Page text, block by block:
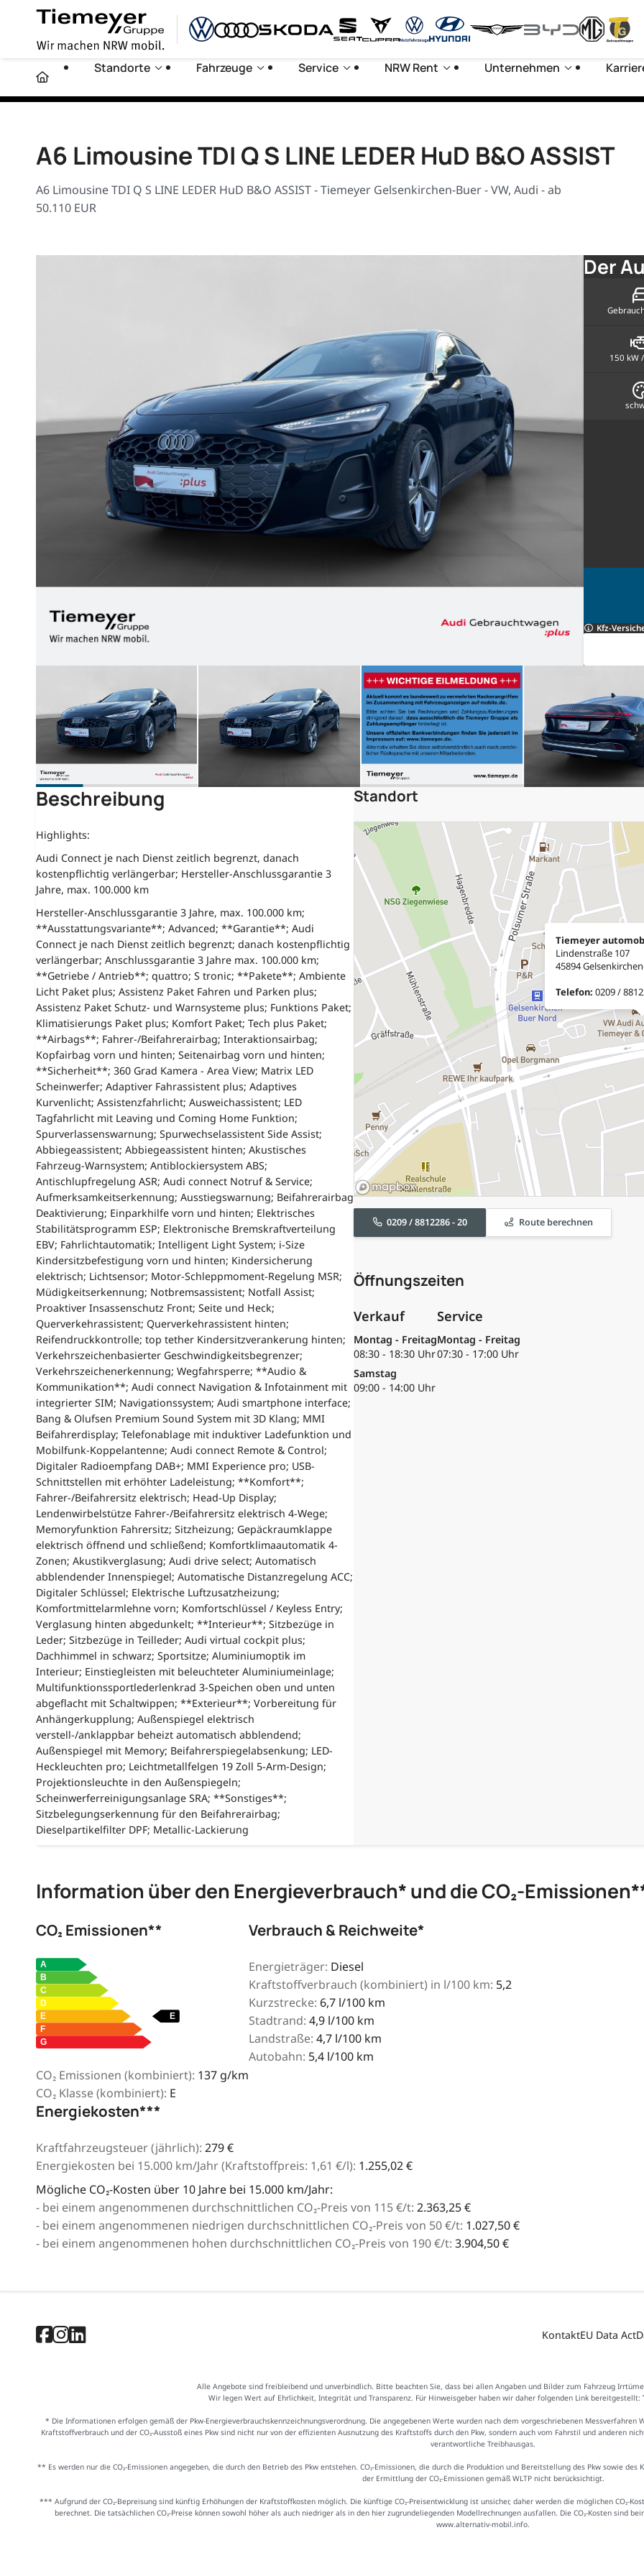
Standorte Fahrzeuge Service NRW Rent Unternehmen
A6 Limousine TDI Q S LINE LEDER HuD B&O ASSIST
A6 Limousine TDI Q S LINE LEDER HuD B&O ASSIST - Tiemeyer Gelsenkirchen-Buer - VW, Audi - ab
50.110 EUR
Der
150 kW
Kfz-
Beschreibung
Highlights:
Audi Connect je nach Dienst zeitlich begrenzt, danach
kostenpflichtig verlängerbar; Hersteller-Anschlussgarantie 3
Jahre, max. 100.000 km
Hersteller-Anschlussgarantie 3 Jahre, max. 100.000 km;
**Ausstattungsvariante**; Advanced; **Garantie**; Audi
Connect je nach Dienst zeitlich begrenzt; danach kostenpflichtig
verlängerbar; Anschlussgarantie 3 Jahre max. 100.000 km;
**Getriebe / Antrieb**; quattro; S tronic; **Pakete**; Ambiente
Licht Paket plus; Assistenz Paket Fahren und Parken plus;
Assistenz Paket Schutz- und Warnsysteme plus; Funktions Paket;
Klimatisierungs Paket plus; Komfort Paket; Tech plus Paket;
**Airbags**; Fahrer-/Beifahrerairbag; Interaktionsairbag;
Kopfairbag vorn und hinten; Seitenairbag vorn und hinten;
**Sicherheit**; 360 Grad Kamera - Area View; Matrix LED
Scheinwerfer; Adaptiver Fahrassistent plus; Adaptives
Kurvenlicht; Assistenzfahrlicht; Ausweichassistent; LED
Tagfahrlicht mit Leaving und Coming Home Funktion;
Spurverlassenswarnung; Spurwechselassistent Side Assist;
Abbiegeassistent; Abbiegeassistent hinten; Akustisches
Fahrzeug-Warnsystem; Antiblockiersystem ABS;
Antischlupfregelung ASR; Audi connect Notruf & Service;
Aufmerksamkeitserkennung; Ausstiegswarnung; Beifahrerairbag
Deaktivierung; Einparkhilfe vorn und hinten; Elektrisches
Stabilitätsprogramm ESP; Elektronische Bremskraftverteilung
EBV; Fahrlichtautomatik; Intelligent Light System; i-Size
Kindersitzbefestigung vorn und hinten; Kindersicherung
elektrisch; Lichtsensor; Motor-Schleppmoment-Regelung MSR;
Müdigkeitserkennung; Notbremsassistent; Notfall Assist;
Proaktiver Insassenschutz Front; Seite und Heck;
Querverkehrassistent; Querverkehrassistent hinten;
Reifendruckkontrolle; top tether Kindersitzverankerung hinten;
Verkehrszeichenbasierter Geschwindigkeitsbegrenzer;
Verkehrszeichenerkennung; Wegfahrsperre; **Audio &
Kommunikation**; Audi connect Navigation & Infotainment mit
integrierter SIM; Navigationssystem; Audi smartphone interface;
Bang & Olufsen Premium Sound System mit 3D Klang; MMI
Beifahrerdisplay; Telefonablage mit induktiver Ladefunktion und
Mobilfunk-Koppelantenne; Audi connect Remote & Control;
Digitaler Radioempfang DAB+; MMI Experience pro; USB-
Schnittstellen mit erhöhter Ladeleistung; **Komfort**;
Fahrer-/Beifahrersitz elektrisch; Head-Up Display;
Lendenwirbelstütze Fahrer-/Beifahrersitz elektrisch 4-Wege;
Memoryfunktion Fahrersitz; Sitzheizung; Gepäckraumklappe
elektrisch öffnend und schließend; Komfortklimaautomatik 4-
Zonen; Akustikverglasung; Audi drive select; Automatisch
abblendender Innenspiegel; Automatische Distanzregelung ACC;
Digitaler Schlüssel; Elektrische Luftzusatzheizung;
Komfortmittelarmlehne vorn; Komfortschlüssel / Keyless Entry;
Verglasung hinten abgedunkelt; **Interieur**; Sitzbezüge in
Leder; Sitzbezüge in Teilleder; Audi virtual cockpit plus;
Dachhimmel in schwarz; Sportsitze; Aluminiumoptik im
Interieur; Einstiegleisten mit beleuchteter Aluminiumeinlage;
Multifunktionssportlederlenkrad 3-Speichen oben und unten
abgeflacht mit Schaltwippen; **Exterieur**; Vorbereitung für
Anhängerkupplung; Außenspiegel elektrisch
verstell-/anklappbar beheizt automatisch abblendend;
Außenspiegel mit Memory; Beifahrerspiegelabsenkung; LED-
Heckleuchten pro; Leichtmetallfelgen 19 Zoll 5-Arm-Design;
Projektionsleuchte in den Außenspiegeln;
Scheinwerferreinigungsanlage SRA; **Sonstiges**;
Sitzbelegungserkennung für den Beifahrerairbag;
Dieselpartikelfilter DPF; Metallic-Lackierung
Standort
Tiemeyer
Lindenstraße 107
45894
Telefon: 0209 /
0209 / 8812286 - 20 Route berechnen
Öffnungszeiten
Verkauf
Montag - Freitag
08:30 - 18:30 Uhr
Samstag
09:00 - 14:00 Uhr
Service
Montag - Freitag
07:30 - 17:00 Uhr
Information über den Energieverbrauch* und die CO₂-
CO₂ Emissionen**
CO₂ Emissionen (kombiniert): 137 g/km
CO₂ Klasse (kombiniert): E
Verbrauch & Reichweite*
Energieträger: Diesel
Kraftstoffverbrauch (kombiniert) in l/100 km: 5,2
Kurzstrecke: 6,7 l/100 km
Stadtrand: 4,9 l/100 km
Landstraße: 4,7 l/100 km
Autobahn: 5,4 l/100 km
Energiekosten***
Kraftfahrzeugsteuer (jährlich): 279 €
Energiekosten bei 15.000 km/Jahr (Kraftstoffpreis: 1,61 €/l): 1.255,02 €
Mögliche CO₂-Kosten über 10 Jahre bei 15.000 km/Jahr:
- bei einem angenommenen durchschnittlichen CO₂-Preis von 115 €/t: 2.363,25 €
- bei einem angenommenen niedrigen durchschnittlichen CO₂-Preis von 50 €/t: 1.027,50 €
- bei einem angenommenen hohen durchschnittlichen CO₂-Preis von 190 €/t: 3.904,50 €
KontaktEU Data Act
Alle Angebote sind freibleibend und unverbindlich. Bitte beachten Sie, dass bei allen Angaben und Bilder zum Fahrzeug
Wir legen Wert auf Ehrlichkeit, Integrität und Transparenz. Für Hinweisgeber haben wir daher folgenden Link bereitgestellt:
* Die Informationen erfolgen gemäß der Pkw-Energieverbrauchskennzeichnungsverordnung. Die angegebenen Werte wurden nach dem vorgeschriebenen
Kraftstoffverbrauch und der CO₂-Ausstoß eines Pkw sind nicht nur von der effizienten Ausnutzung des Kraftstoffs durch den Pkw, sondern auch vom Fahrstil und anderen
verantwortliche Treibhausgas.
** Es werden nur die CO₂-Emissionen angegeben, die durch den Betrieb des Pkw entstehen. CO₂-Emissionen, die durch die Produktion und Bereitstellung des Pkw sowie
der Ermittlung der CO₂-Emissionen gemäß WLTP nicht berücksichtigt.
*** Aufgrund der CO₂-Bepreisung sind künftig Erhöhungen der Kraftstoffkosten möglich. Die künftige CO₂-Preisentwicklung ist unsicher, daher werden die möglichen CO₂-
berechnet. Die tatsächlichen CO₂-Preise können sowohl höher als auch niedriger als in den hier zugrundeliegenden Modellrechnungen ausfallen. Die CO₂-Kosten sind
www.alternativ-mobil.info.